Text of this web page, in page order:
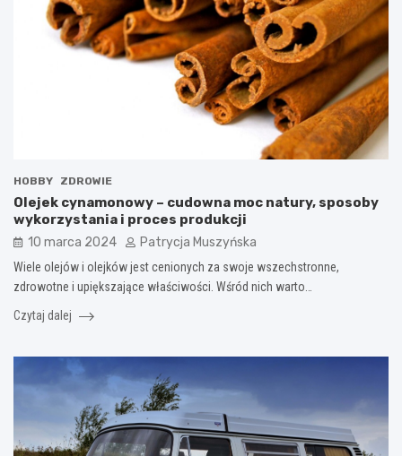
HOBBY ZDROWIE
Olejek cynamonowy – cudowna moc natury, sposoby
wykorzystania i proces produkcji
10 marca 2024 Patrycja Muszyńska
Wiele olejów i olejków jest cenionych za swoje wszechstronne,
zdrowotne i upiększające właściwości. Wśród nich warto…
Czytaj dalej